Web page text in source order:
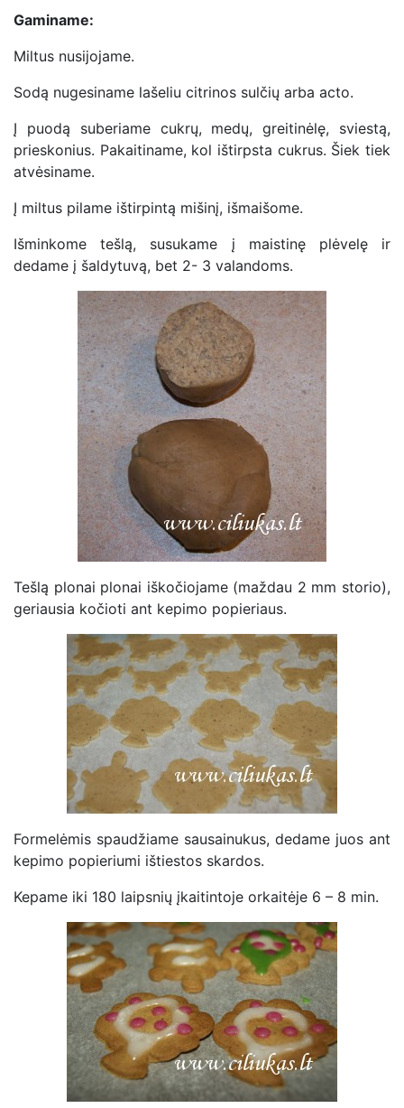
Gaminame:
Miltus nusijojame.
Sodą nugesiname lašeliu citrinos sulčių arba acto.
Į puodą suberiame cukrų, medų, greitinėlę, sviestą,
prieskonius. Pakaitiname, kol ištirpsta cukrus. Šiek tiek
atvėsiname.
Į miltus pilame ištirpintą mišinį, išmaišome.
Išminkome tešlą, susukame į maistinę plėvelę ir
dedame į šaldytuvą, bet 2- 3 valandoms.
Tešlą plonai plonai iškočiojame (maždau 2 mm storio),
geriausia kočioti ant kepimo popieriaus.
Formelėmis spaudžiame sausainukus, dedame juos ant
kepimo popieriumi ištiestos skardos.
Kepame iki 180 laipsnių įkaitintoje orkaitėje 6 – 8 min.